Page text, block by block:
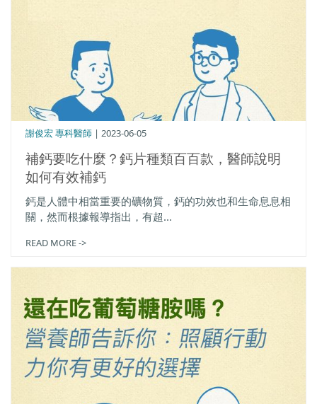
補鈣要吃什麼？鈣片種類百百款，醫師說明
如何有效補鈣
謝俊宏 專科醫師 | 2023-06-05
鈣是人體中相當重要的礦物質，鈣的功效也和生命息息相
關，然而根據報導指出，有超...
READ MORE ->